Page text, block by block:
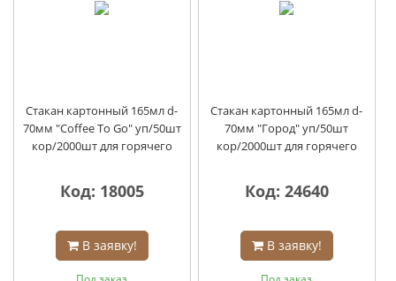
Стакан картонный 165мл d-
70мм "Coffee To Go" уп/50шт
кор/2000шт для горячего
Код: 18005
В заявку!
Стакан картонный 165мл d-
70мм "Город" уп/50шт
кор/2000шт для горячего
Код: 24640
В заявку!